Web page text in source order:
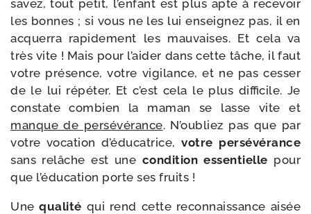
savez, tout petit, l’en­fant est plus apte à rece­voir
les bonnes ; si vous ne les lui ensei­gnez pas, il en
acquer­ra rapi­de­ment les mau­vaises. Et cela va
très vite ! Mais pour l’ai­der dans cette tâche, il faut
votre pré­sence, votre vigi­lance, et ne pas ces­ser
de le lui répé­ter. Et c’est cela le plus dif­fi­cile. Je
constate com­bien la maman se lasse vite et
manque de per­sé­vé­rance. N’oubliez pas que par
votre voca­tion d’é­du­ca­trice,votre per­sé­vé­rance
sans relâche est une condi­tion essen­tielle pour
que l’é­du­ca­tion porte ses fruits !
Unequa­li­té qui rend cette recon­nais­sance aisée